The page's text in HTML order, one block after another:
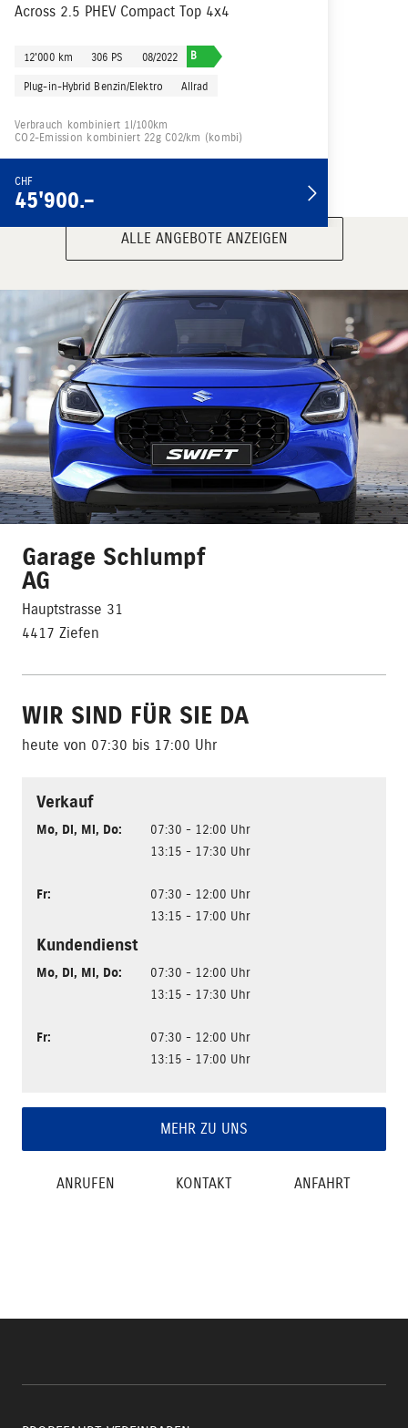
Across 2.5 PHEV Compact Top 4x4
12'000 km 306 PS 08/2022 B
Plug-in-Hybrid Benzin/Elektro Allrad
Verbrauch kombiniert 1l/100km
CO2-Emission kombiniert 22g C02/km (kombi)
CHF
45'900.–
ALLE ANGEBOTE ANZEIGEN
Garage Schlumpf
AG
Hauptstrasse 31
4417 Ziefen
WIR SIND FÜR SIE DA
heute von 07:30 bis 17:00 Uhr
Verkauf
Mo, Di, Mi, Do:
07:30 - 12:00 Uhr
13:15 - 17:30 Uhr
Fr:
07:30 - 12:00 Uhr
13:15 - 17:00 Uhr
Kundendienst
Mo, Di, Mi, Do:
07:30 - 12:00 Uhr
13:15 - 17:30 Uhr
Fr:
07:30 - 12:00 Uhr
13:15 - 17:00 Uhr
MEHR ZU UNS
ANRUFEN KONTAKT ANFAHRT